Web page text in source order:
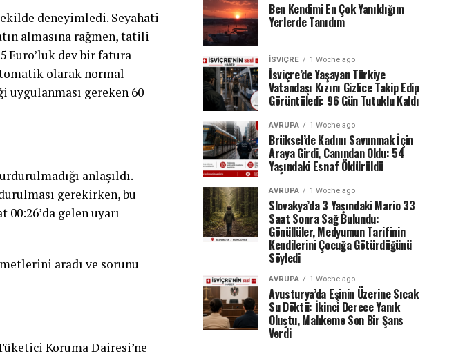
deneyimledi. Seyahati
almasına rağmen, tatili
Euro’luk dev bir fatura
olarak normal
uygulanması gereken 60
anlaşıldı.
gerekirken, bu
gelen uyarı
aradı ve sorunu
Koruma Dairesi’ne
Ben Kendimi En Çok Yanıldığım
Yerlerde Tanıdım
İSVIÇRE 1 Woche ago
İsviçre’de Yaşayan Türkiye
Vatandaşı Kızını Gizlice Takip Edip
Görüntüledi: 96 Gün Tutuklu Kaldı
AVRUPA 1 Woche ago
Brüksel’de Kadını Savunmak İçin
Araya Girdi, Canından Oldu: 54
Yaşındaki Esnaf Öldürüldü
AVRUPA 1 Woche ago
Slovakya’da 3 Yaşındaki Mario 33
Saat Sonra Sağ Bulundu:
Gönüllüler, Medyumun Tarifinin
Kendilerini Çocuğa Götürdüğünü
Söyledi
AVRUPA 1 Woche ago
Avusturya’da Eşinin Üzerine Sıcak
Su Döktü: İkinci Derece Yanık
Oluştu, Mahkeme Son Bir Şans
Verdi